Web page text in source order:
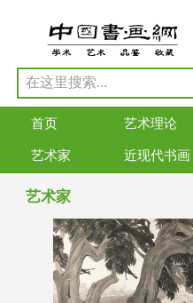
首页 艺术理论
艺术家 近现代书画
艺术家